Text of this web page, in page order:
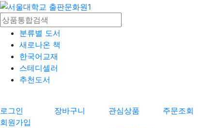
분류별 도서
새로나온 책
한국어교재
스테디셀러
추천도서
로그인 장바구니 관심상품
주문조회
회원가입